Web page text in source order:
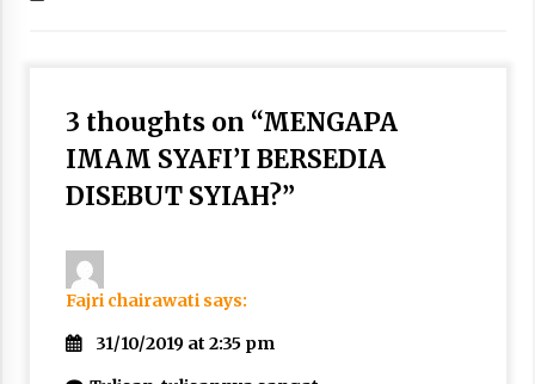
3 thoughts on “MENGAPA
IMAM SYAFI’I BERSEDIA
DISEBUT SYIAH?”
Fajri chairawati says:
31/10/2019 at 2:35 pm